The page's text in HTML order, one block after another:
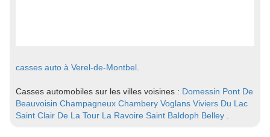
casses auto à Verel-de-Montbel
Casses automobiles sur les villes voisines : Domessin Pont De
Beauvoisin Champagneux Chambery Voglans Viviers Du Lac
Saint Clair De La Tour La Ravoire Saint Baldoph Belley